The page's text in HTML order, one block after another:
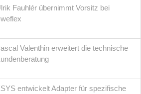
Fauhlér übernimmt Vorsitz bei
Valenthin erweitert die technische
entwickelt Adapter für spezifische